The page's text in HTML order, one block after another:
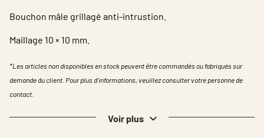
Choisir la langue
Switzerland - French
Bouchon mâle grillagé anti-intrustion.
Maillage 10 × 10 mm.
*Les articles non disponibles en stock peuvent être commandés ou fabriqués sur
demande du client. Pour plus d'informations, veuillez consulter votre personne de
contact.
Voir plus